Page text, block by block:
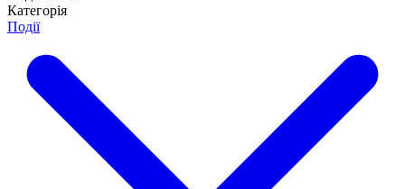
Категорія
Події